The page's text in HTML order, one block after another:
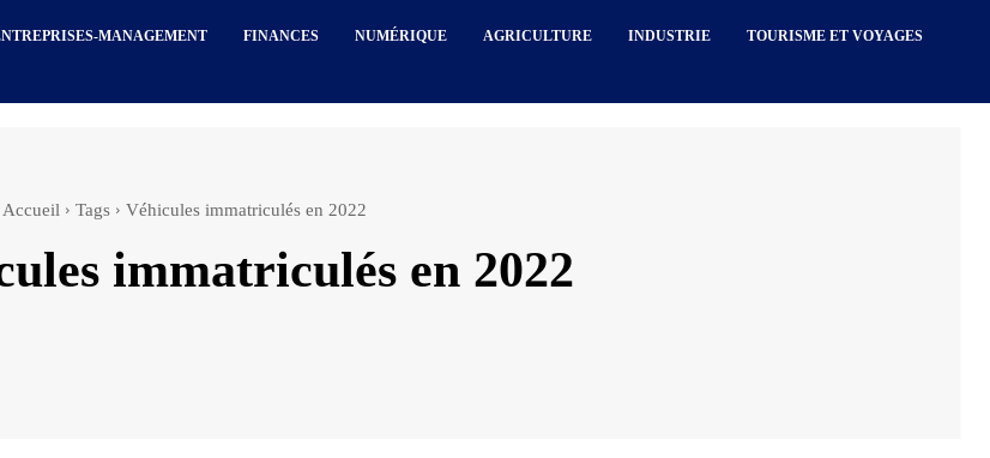
MANAGEMENT FINANCES NUMÉRIQUE AGRICULTURE INDUSTRIE TOURISME ET VOYAGES
Accueil Tags Véhicules immatriculés en 2022
immatriculés en 2022